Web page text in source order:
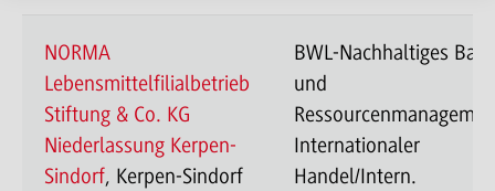
NORMA
Lebensmittelfilialbetrieb
Stiftung & Co. KG
Niederlassung Kerpen-
Sindorf, Kerpen-Sindorf
BWL-Nachhaltiges
und
Internationaler
Handel/Intern.